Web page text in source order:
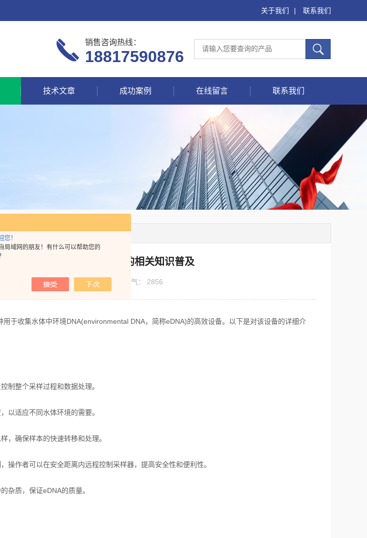
您！
局域网的朋友！有什么可以帮助您的
关于我们 | 联系我们
销售咨询热线：
18817590876
技术文章 成功案例 在线留言 联系我们
通道水环境eDNA采样器的相关知识普及
多通道水环境eDNA采样器的相关知识普及
发布日期： 2024-10-21 浏览人气： 2856
用于收集水体中环境DNA(environmental DNA，简称eDNA)的高效设备。以下是对该设备的详细介
整个采样过程和数据处理。
适应不同水体环境的需要。
确保样本的快速转移和处理。
作者可以在安全距离内远程控制采样器，提高安全性和便利性。
质，保证eDNA的质量。